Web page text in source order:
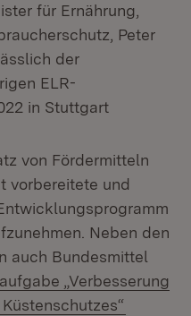
für Ernährung,
Peter
der
ELR-
in Stuttgart
von Fördermitteln
vorbereitete und
Neben den
auch Bundesmittel
„Verbesserung